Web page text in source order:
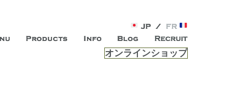
、 内面から輝く美をトー
ープン。お客様のもつ「自らしい美しさ」を追求し、未来の
を提供する総合エステサロンです。
オンラインショップ